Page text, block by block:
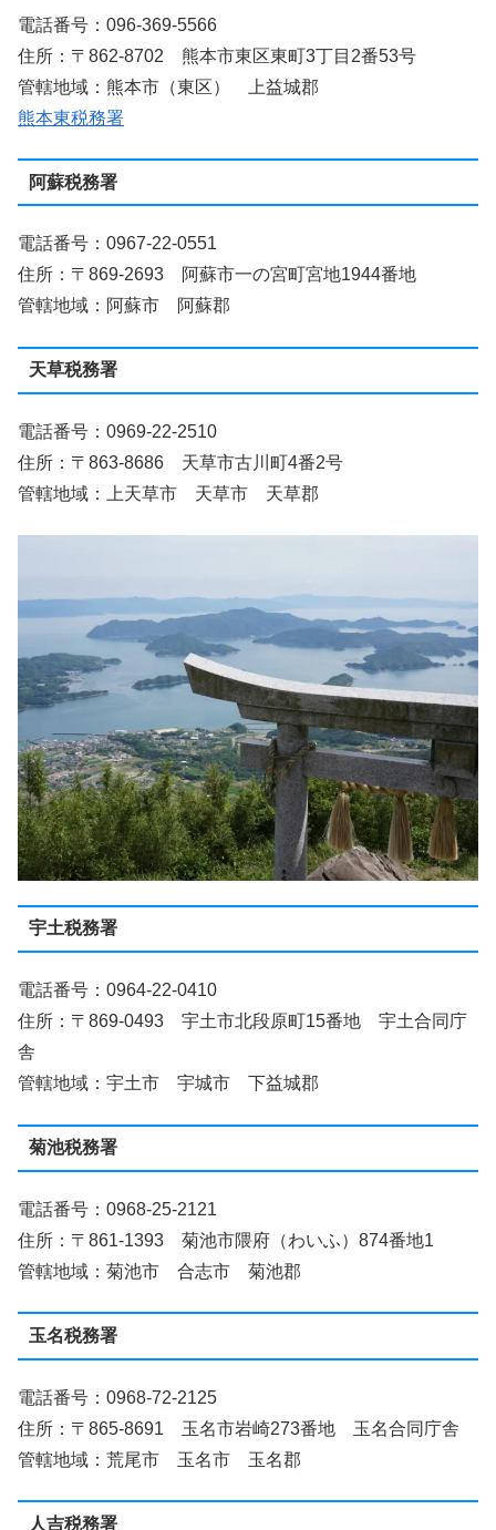
電話番号：096-369-5566
住所：〒862-8702 熊本市東区東町3丁目2番53号
管轄地域：熊本市（東区） 上益城郡
熊本東税務署
阿蘇税務署
電話番号：0967-22-0551
住所：〒869-2693 阿蘇市一の宮町宮地1944番地
管轄地域：阿蘇市 阿蘇郡
天草税務署
電話番号：0969-22-2510
住所：〒863-8686 天草市古川町4番2号
管轄地域：上天草市 天草市 天草郡
宇土税務署
電話番号：0964-22-0410
住所：〒869-0493 宇土市北段原町15番地 宇土合同庁
舎
管轄地域：宇土市 宇城市 下益城郡
菊池税務署
電話番号：0968-25-2121
住所：〒861-1393 菊池市隈府（わいふ）874番地1
管轄地域：菊池市 合志市 菊池郡
玉名税務署
電話番号：0968-72-2125
住所：〒865-8691 玉名市岩崎273番地 玉名合同庁舎
管轄地域：荒尾市 玉名市 玉名郡
人吉税務署